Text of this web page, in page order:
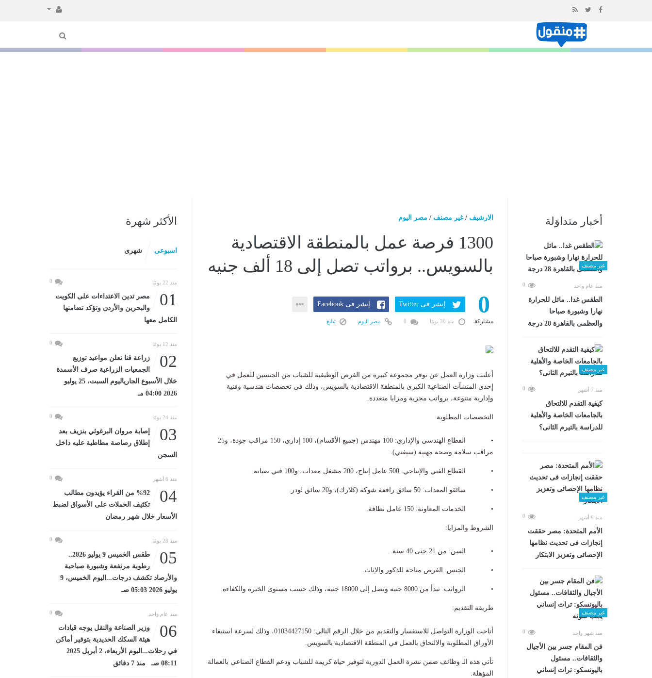
المحتوى
أخبار متداوَلة
غير مصنف
منذ عام واحد 0
الطقس غدا.. مائل للحرارة
نهارا وشبورة صباحا
والعظمى بالقاهرة 28 درجة
غير مصنف
منذ 7 أشهر 0
كيفية التقدم للالتحاق
بالجامعات الخاصة والأهلية
للدراسة بالتيرم الثانى؟
غير مصنف
منذ 9 أشهر 0
الأمم المتحدة: مصر حققت
إنجازات فى تحديث نظامها
الإحصائى وتعزيز الابتكار
غير مصنف
منذ شهر واحد 0
فن المقام جسر بين الأجيال
والثقافات.. مسئول
باليونسكو: تراث إنساني
الارشيف /غير مصنف / مصر اليوم
1300 فرصة عمل بالمنطقة الاقتصادية
بالسويس.. برواتب تصل إلى 18 ألف جنيه
0
مشاركة
إنشر فى Twitter إنشر فى Facebook
منذ 30 يومًا مصر اليوم تبليغ
أعلنت وزارة العمل عن توفر مجموعة كبيرة من الفرص الوظيفية للشباب من الجنسين للعمل في
إحدى المنشآت الصناعية الكبرى بالمنطقة الاقتصادية بالسويس، وذلك في تخصصات هندسية وفنية
وإدارية متنوعة، برواتب مجزية ومزايا متعددة.
التخصصات المطلوبة
• القطاع الهندسي والإداري: 100 مهندس (جميع الأقسام)، 100 إداري، 150 مراقب جودة، و25
مراقب سلامة وصحة مهنية (سيفتي).
• القطاع الفني والإنتاجي: 500 عامل إنتاج، 200 مشغل معدات، و100 فني صيانة.
• سائقو المعدات: 50 سائق رافعة شوكة (كلارك)، و20 سائق لودر.
• الخدمات المعاونة: 150 عامل نظافة.
الشروط والمزايا:
• السن: من 21 حتى 40 سنة.
• الجنس: الفرص متاحة للذكور والإناث.
• الرواتب: تبدأ من 8000 جنيه وتصل إلى 18000 جنيه، وذلك حسب مستوى الخبرة والكفاءة.
طريقة التقديم:
أتاحت الوزارة التواصل للاستفسار والتقديم من خلال الرقم التالي: 01034427150، وذلك لسرعة استيفاء
الأوراق المطلوبة والالتحاق بالعمل في المنطقة الاقتصادية بالسويس.
تأتي هذه الـ وظائف ضمن نشرة العمل الدورية لتوفير حياة كريمة للشباب ودعم القطاع الصناعي بالعمالة
المؤهلة.
الأكثر شهرة
اسبوعى شهرى
منذ 22 يومًا 0
01
مصر تدين الاعتداءات على الكويت
والبحرين والأردن وتؤكد تضامنها
الكامل معها
منذ 12 يومًا 0
02
زراعة قنا تعلن مواعيد توزيع
الجمعيات الزراعية صرف الأسمدة
خلال الأسبوع الجارياليوم السبت، 25 يوليو
2026 04:00 مـ
منذ 24 يومًا 0
03
إصابة مروان البرغوثي بنزيف بعد
إطلاق رصاصة مطاطية عليه داخل
السجن
منذ 6 أشهر 0
04
%92 من القراء يؤيدون مطالب
تكثيف الحملات على الأسواق لضبط
الأسعار خلال شهر رمضان
منذ 28 يومًا 0
05
طقس الخميس 9 يوليو 2026..
رطوبة مرتفعة وشبورة صباحية
والأرصاد تكشف درجات...اليوم الخميس، 9
يوليو 2026 05:03 صـ
منذ عام واحد 0
06
وزير الصناعة والنقل يوجه قيادات
هيئة السكك الحديدية بتوفير أماكن
في رحلات...اليوم الأربعاء، 2 أبريل 2025
08:11 صـ منذ 7 دقائق